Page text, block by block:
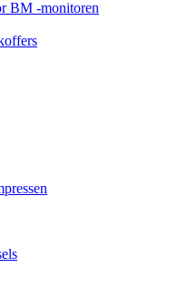
BM -monitoren